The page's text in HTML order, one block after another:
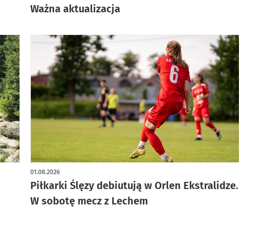
Ważna aktualizacja
Piłkarki Ślęzy debiutują w Orlen Ekstralidze.
W sobotę mecz z Lechem
01.08.2026